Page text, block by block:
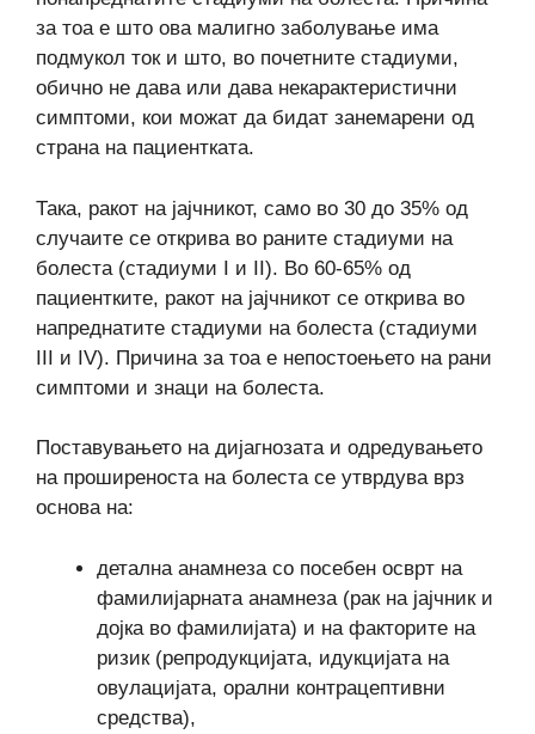
за тоа е што ова малигно заболување има
подмукол ток и што, во почетните стадиуми,
обично не дава или дава некарактеристични
симптоми, кои можат да бидат занемарени од
страна на пациентката.
Така, ракот на јајчникот, само во 30 до 35% од
случаите се открива во раните стадиуми на
болеста (стадиуми I и II). Во 60-65% од
пациентките, ракот на јајчникот се открива во
напреднатите стадиуми на болеста (стадиуми
III и IV). Причина за тоа е непостоењето на рани
симптоми и знаци на болеста.
Поставувањето на дијагнозата и одредувањето
на проширеноста на болеста се утврдува врз
основа на:
детална анамнеза со посебен осврт на
фамилијарната анамнеза (рак на јајчник и
дојка во фамилијата) и на факторите на
ризик (репродукцијата, идукцијата на
овулацијата, орални контрацептивни
средства),